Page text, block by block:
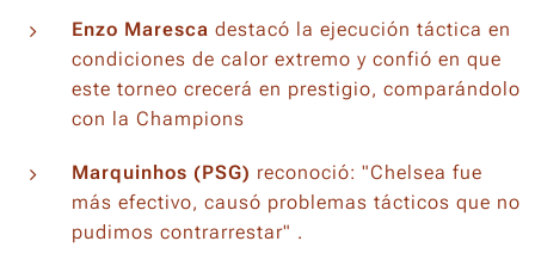
Enzo Maresca destacó la ejecución táctica en
condiciones de calor extremo y confió en que
este torneo crecerá en prestigio, comparándolo
con la Champions
Marquinhos (PSG) reconoció: "Chelsea fue
más efectivo, causó problemas tácticos que no
pudimos contrarrestar" .